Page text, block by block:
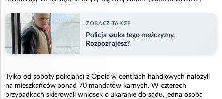
ZOBACZ TAKZE
Policja szuka tego mężczyzny.
Rozpoznajesz?
Tylko od soboty policjanci z Opola w centrach handlowych nałożyli
na mieszkańców ponad 70 mandatów karnych. W czterech
przypadkach skierowali wniosek o ukaranie do sądu, jedna osoba